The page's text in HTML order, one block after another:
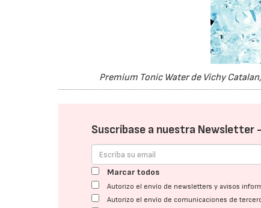
Premium Tonic Water de Vichy
Suscríbase a nuestra Newsletter -
Marcar todos
Autorizo el envío de newsletters y avisos
Autorizo el envío de comunicaciones de